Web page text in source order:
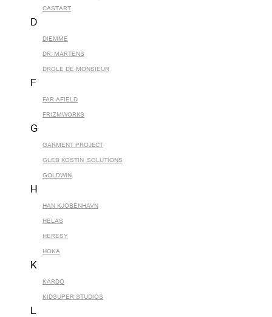
CASTART
D
DIEMME
DR. MARTENS
DROLE DE MONSIEUR
F
FAR AFIELD
FRIZMWORKS
G
GARMENT PROJECT
GLEB KOSTIN .SOLUTIONS
GOLDWIN
H
HAN KJOBENHAVN
HELAS
HERESY
HOKA
K
KARDO
KIDSUPER STUDIOS
L